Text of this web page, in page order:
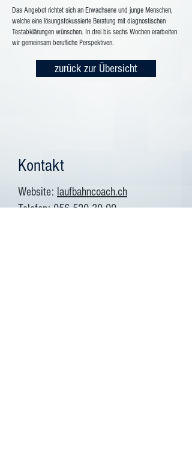
Das Angebot richtet sich an Erwachsene und junge Menschen,
welche eine lösungsfokussierte Beratung mit diagnostischen
Testabklärungen wünschen. In drei bis sechs Wochen erarbeiten
wir gemeinsam berufliche Perspektiven.
zurück zur Übersicht
Kontakt
Website: laufbahncoach.ch
Telefon: 056 520 30 99